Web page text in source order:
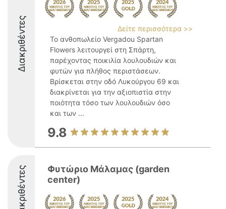
Διακριθέντες
Δείτε περισσότερα >>
Το ανθοπωλείο Vergadou Spartan
Flowers λειτουργεί στη Σπάρτη,
παρέχοντας ποικιλία λουλουδιών και
φυτών για πλήθος περιστάσεων.
Βρίσκεται στην οδό Λυκούργου 69 και
διακρίνεται για την αξιοπιστία στην
ποιότητα τόσο των λουλουδιών όσο
και των ...
9.8
Διακριθέντες
Φυτώριο Μάλαμας (garden
center)